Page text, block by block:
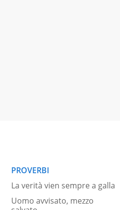
PROVERBI
La verità vien sempre a galla
Uomo avvisato, mezzo